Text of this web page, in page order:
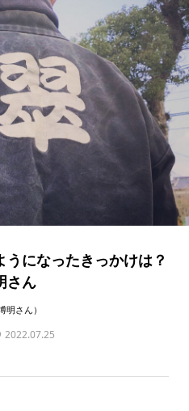
になったきっかけは？
さん
明さん）
2022.07.25